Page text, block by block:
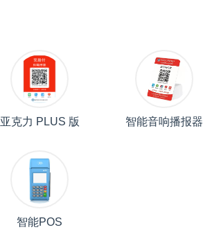
亚克力 PLUS 版 智能音响播报器
智能POS